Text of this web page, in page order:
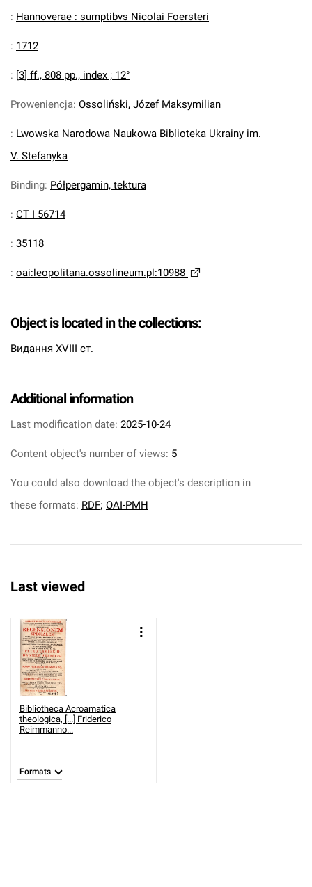
: Hannoverae : sumptibvs Nicolai Foersteri
: 1712
: [3] ff., 808 pp., index ; 12°
Proweniencja: Ossoliński, Józef Maksymilian
: Lwowska Narodowa Naukowa Biblioteka Ukrainy im.
V. Stefanyka
Binding: Półpergamin, tektura
: CT I 56714
: 35118
: oai:leopolitana.ossolineum.pl:10988
Object is located in the collections:
Видання XVIII ст.
Additional information
Last modification date: 2025-10-24
Content object's number of views: 5
You could also download the object's description in
these formats: RDF; OAI-PMH
Last viewed
Bibliotheca Acroamatica
theologica, [...] Friderico
Reimmanno...
Formats